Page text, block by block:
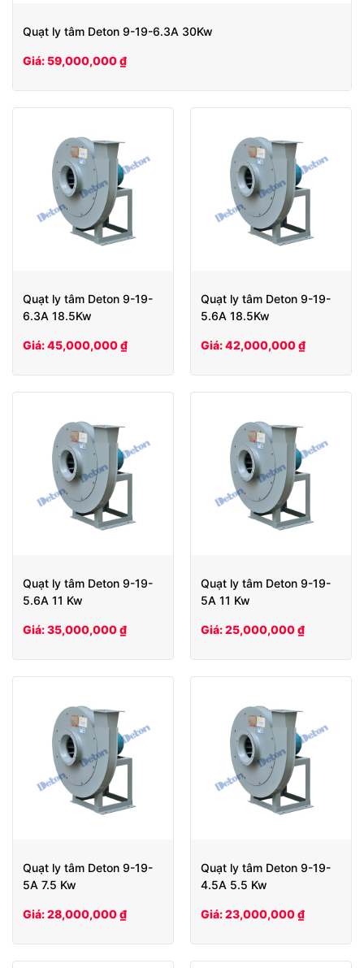
Quạt ly tâm Deton 9-19-6.3A 30Kw
Giá: 59,000,000 ₫
Quạt ly tâm Deton 9-19-
6.3A 18.5Kw
Giá: 45,000,000 ₫
Quạt ly tâm Deton 9-19-
5.6A 18.5Kw
Giá: 42,000,000 ₫
Quạt ly tâm Deton 9-19-
5.6A 11 Kw
Giá: 35,000,000 ₫
Quạt ly tâm Deton 9-19-
5A 11 Kw
Giá: 25,000,000 ₫
Quạt ly tâm Deton 9-19-
5A 7.5 Kw
Giá: 28,000,000 ₫
Quạt ly tâm Deton 9-19-
4.5A 5.5 Kw
Giá: 23,000,000 ₫